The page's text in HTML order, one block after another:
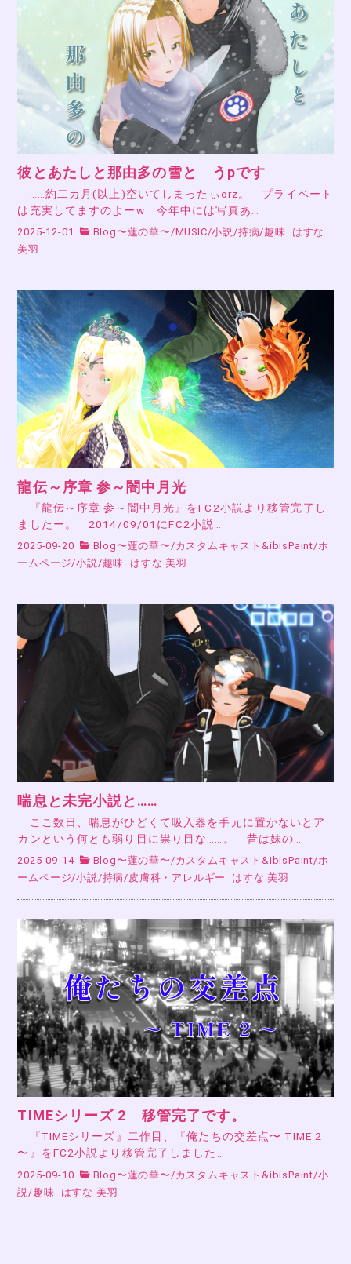
彼とあたしと那由多の雪と うpです
……約二カ月(以上)空いてしまったぃorz。 プライベート
は充実してますのよーw 今年中には写真あ…
2025-12-01 Blog〜蓮の華〜 /MUSIC/小説 /持病/趣味
はすな
美羽
龍伝～序章 参～闇中月光
『龍伝～序章 参～闇中月光』をFC2小説より移管完了し
ましたー。 2014/09/01にFC2小説…
2025-09-20 Blog〜蓮の華〜/カスタムキャスト&ibisPaint/ホ
ームページ/小説/趣味 はすな 美羽
喘息と未完小説と……
ここ数日、喘息がひどくて吸入器を手元に置かないとア
カンという何とも弱り目に祟り目な……。 昔は妹の…
2025-09-14 Blog〜蓮の華〜/カスタムキャスト&ibisPaint/ホ
ームページ/小説/持病/皮膚科・アレルギー はすな 美羽
TIMEシリーズ 2 移管完了です。
『TIMEシリーズ』二作目、『俺たちの交差点〜 TIME 2
〜』をFC2小説より移管完了しました…
2025-09-10 Blog〜蓮の華〜 /カスタムキャスト&ibisPaint/小
説 /趣味 はすな 美羽